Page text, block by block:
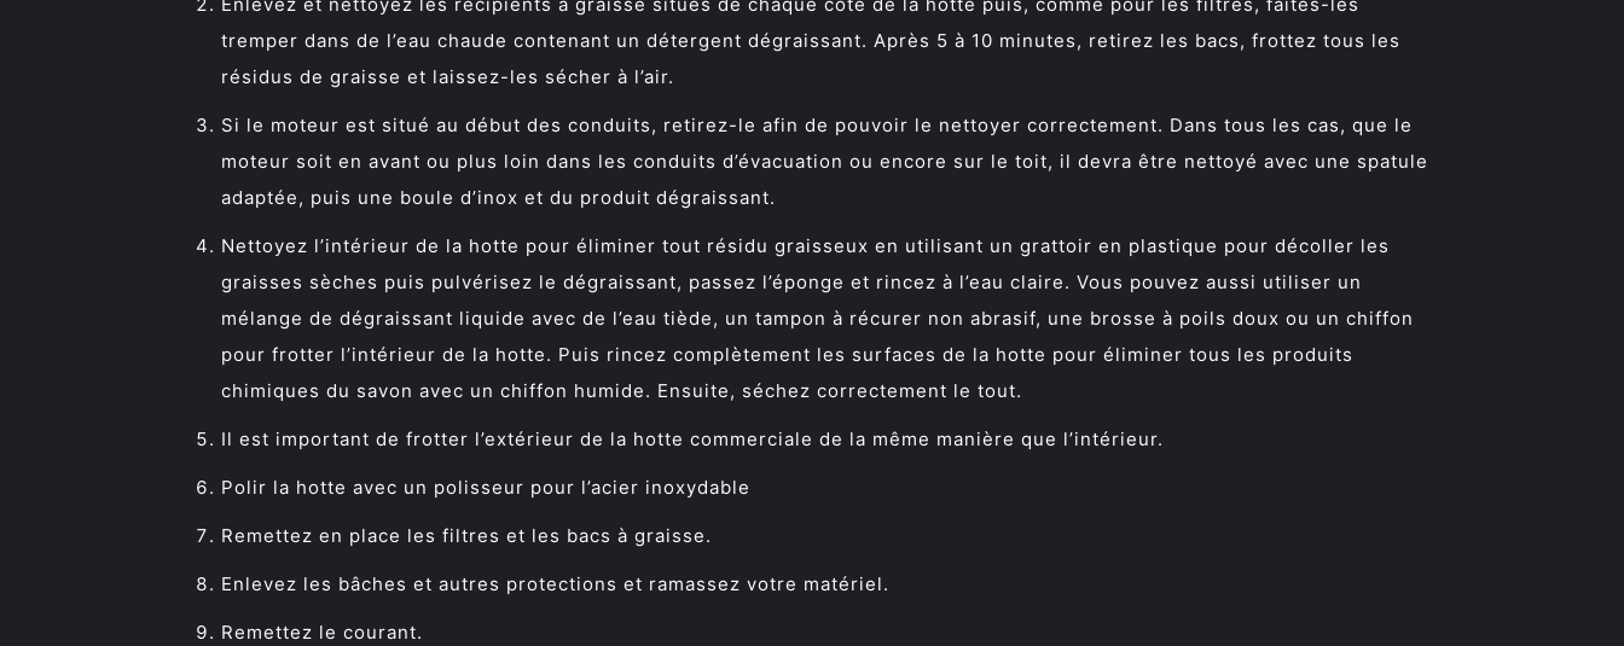
tremper dans de l’eau chaude contenant un détergent dégraissant. Après 5 à 10 minutes, retirez les bacs, frottez tous les
résidus de graisse et laissez-les sécher à l’air.
Si le moteur est situé au début des conduits, retirez-le afin de pouvoir le nettoyer correctement. Dans tous les cas, que le
moteur soit en avant ou plus loin dans les conduits d’évacuation ou encore sur le toit, il devra être nettoyé avec une spatule
adaptée, puis une boule d’inox et du produit dégraissant.
Nettoyez l’intérieur de la hotte pour éliminer tout résidu graisseux en utilisant un grattoir en plastique pour décoller les
graisses sèches puis pulvérisez le dégraissant, passez l’éponge et rincez à l’eau claire. Vous pouvez aussi utiliser un
mélange de dégraissant liquide avec de l’eau tiède, un tampon à récurer non abrasif, une brosse à poils doux ou un chiffon
pour frotter l’intérieur de la hotte. Puis rincez complètement les surfaces de la hotte pour éliminer tous les produits
chimiques du savon avec un chiffon humide. Ensuite, séchez correctement le tout.
Il est important de frotter l’extérieur de la hotte commerciale de la même manière que l’intérieur.
Polir la hotte avec un polisseur pour l’acier inoxydable
Remettez en place les filtres et les bacs à graisse.
Enlevez les bâches et autres protections et ramassez votre matériel.
Remettez le courant.